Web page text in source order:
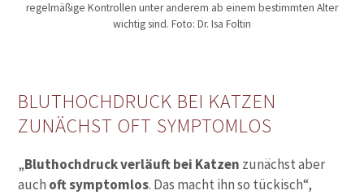
regelmäßige Kontrollen unter anderem ab einem bestimmten Alter
wichtig sind. Foto: Dr. Isa Foltin
BLUTHOCHDRUCK BEI KATZEN
ZUNÄCHST OFT SYMPTOMLOS
„Bluthochdruck verläuft bei Katzen zunächst aber
auch oft symptomlos. Das macht ihn so tückisch“,